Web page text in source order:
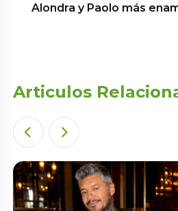
Alondra y Paolo más
Articulos